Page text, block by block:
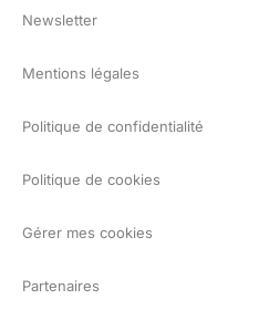
Newsletter
Mentions légales
Politique de confidentialité
Politique de cookies
Gérer mes cookies
Partenaires